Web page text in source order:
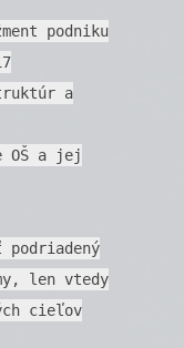
podniku
a
OŠ a jej
podriadený
len vtedy
cieľov